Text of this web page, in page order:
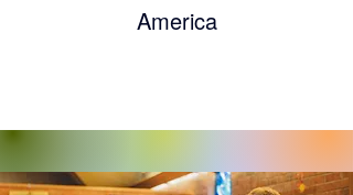
America